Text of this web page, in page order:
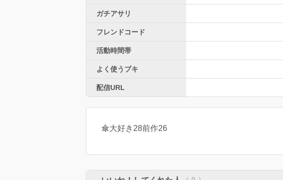
ガチアサリ
フレンドコード
活動時間帯
よく使うブキ
配信URL
傘大好き28前作26